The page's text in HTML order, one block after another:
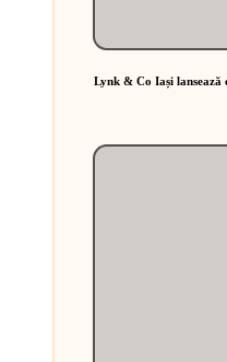
Lynk & Co Iași